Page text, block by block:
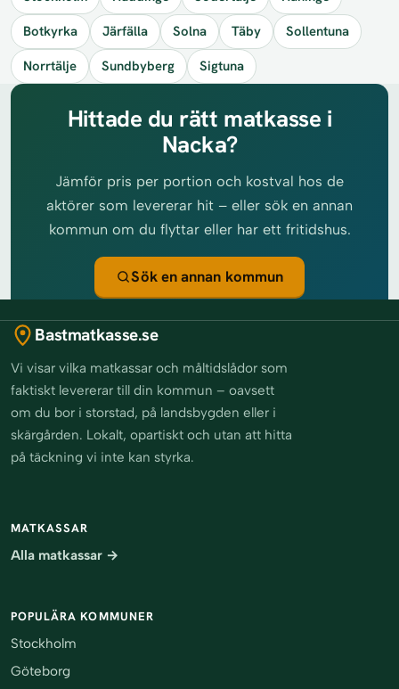
Botkyrka
Järfälla Solna Täby
Sollentuna
Norrtälje
Sundbyberg Sigtuna
Hittade du rätt matkasse i
Nacka?
Jämför pris per portion och kostval hos de
aktörer som levererar hit – eller sök en annan
kommun om du flyttar eller har ett fritidshus.
Sök en annan kommun
Bastmatkasse.se
Vi visar vilka matkassar och måltidslådor som
faktiskt levererar till din kommun – oavsett
om du bor i storstad, på landsbygden eller i
skärgården. Lokalt, opartiskt och utan att hitta
på täckning vi inte kan styrka.
MATKASSAR
Alla matkassar →
POPULÄRA KOMMUNER
Stockholm
Göteborg